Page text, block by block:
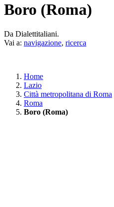
Boro (Roma)
Da Dialettitaliani.
Vai a: navigazione, ricerca
Home
Lazio
Città metropolitana di Roma
Roma
Boro (Roma)